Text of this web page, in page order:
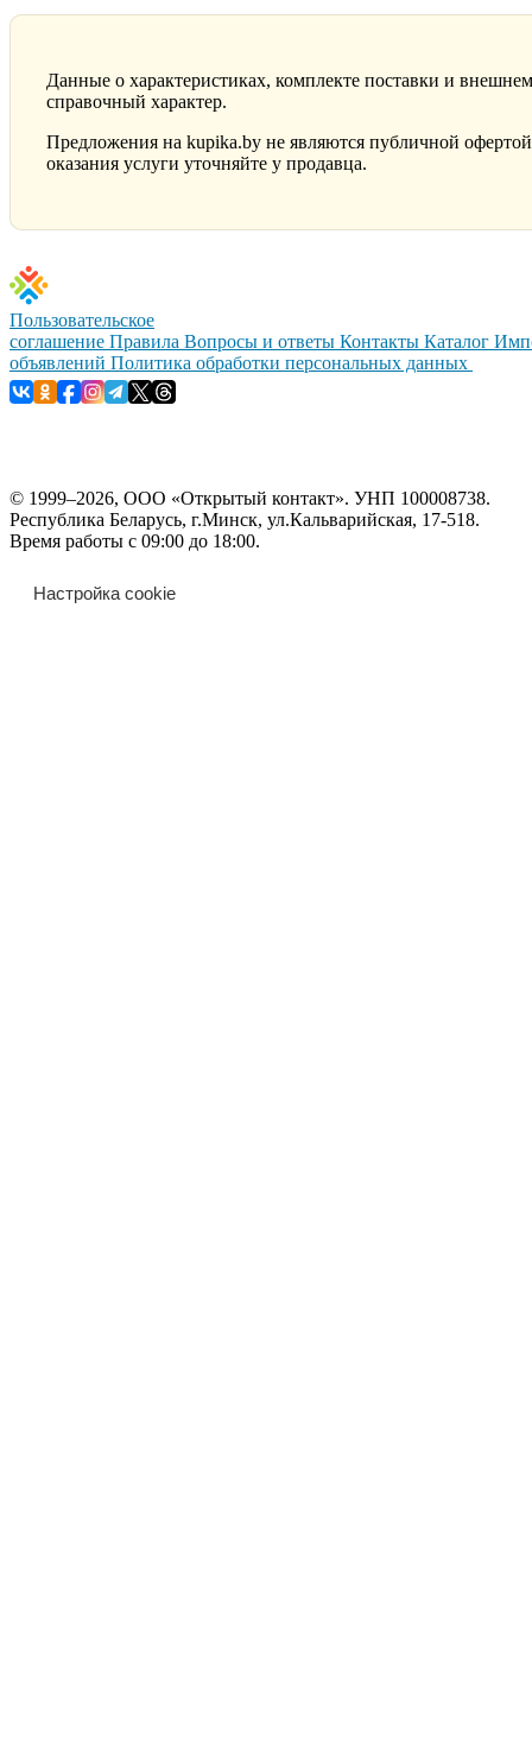
Данные о характеристиках, комплекте поставки и
справочный характер.
Предложения на kupika.by не являются публичной
оказания услуги уточняйте у продавца.
Пользовательское
соглашение Правила Вопросы и ответы Контакты Каталог
объявлений Политика обработки персональных данных
© 1999–2026, ООО «Открытый контакт». УНП 100008738.
Республика Беларусь, г.Минск, ул.Кальварийская, 17-518.
Время работы с 09:00 до 18:00.
Настройка cookie